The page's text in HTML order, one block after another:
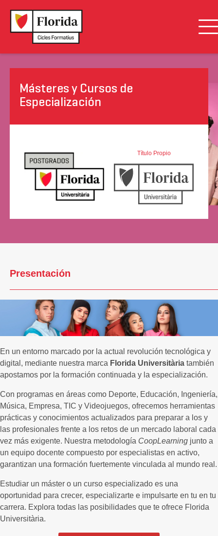
Másteres y Cursos de
Especialización
Título Propio
Presentación
En un entorno marcado por la actual revolución tecnológica y
digital, mediante nuestra marca Florida Universitària también
apostamos por la formación continuada y la especialización.
Con programas en áreas como Deporte, Educación, Ingeniería,
Música, Empresa, TIC y Videojuegos, ofrecemos herramientas
prácticas y conocimientos actualizados para preparar a los y
las profesionales frente a los retos de un mercado laboral cada
vez más exigente. Nuestra metodología CoopLearning junto a
un equipo docente compuesto por especialistas en activo,
garantizan una formación fuertemente vinculada al mundo real.
Estudiar un máster o un curso especializado es una
oportunidad para crecer, especializarte e impulsarte en tu en tu
carrera. Explora todas las posibilidades que te ofrece Florida
Universitària.